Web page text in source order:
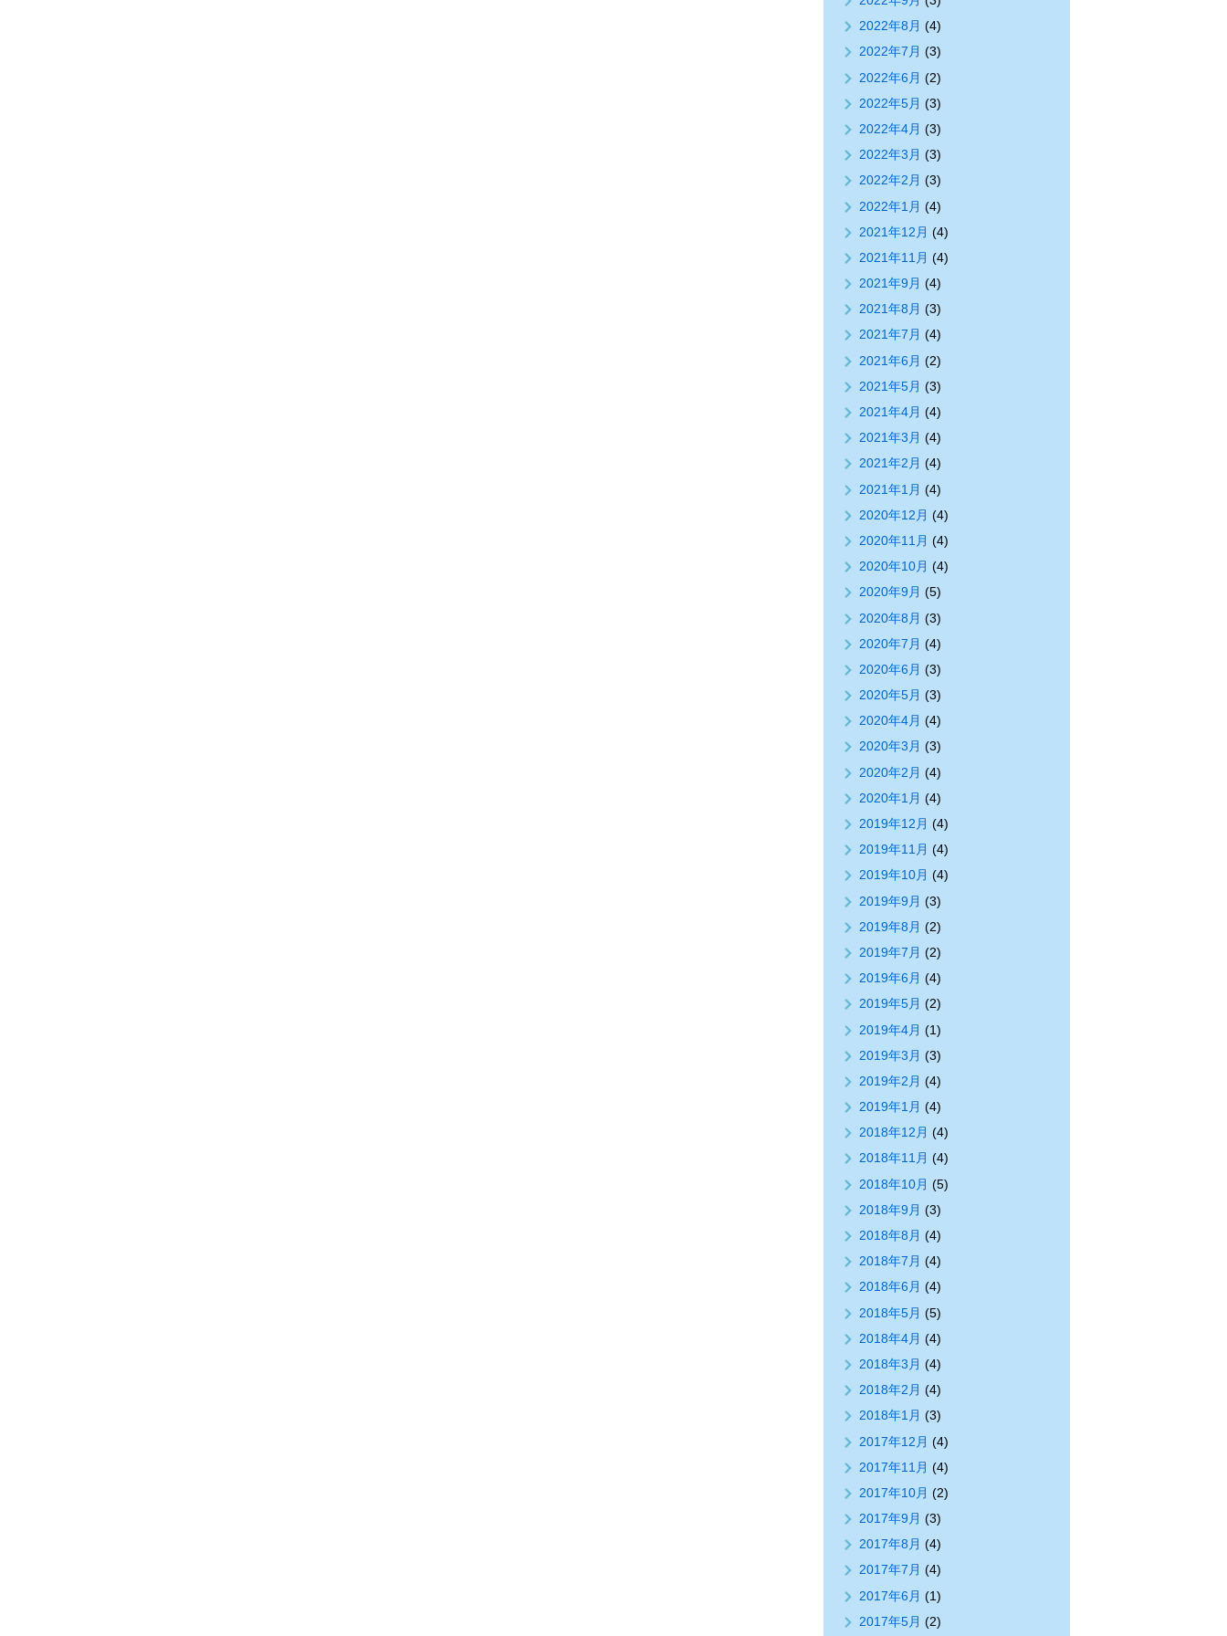
2022年8月 (4)
2022年7月 (3)
2022年6月 (2)
2022年5月 (3)
2022年4月 (3)
2022年3月 (3)
2022年2月 (3)
2022年1月 (4)
2021年12月 (4)
2021年11月 (4)
2021年9月 (4)
2021年8月 (3)
2021年7月 (4)
2021年6月 (2)
2021年5月 (3)
2021年4月 (4)
2021年3月 (4)
2021年2月 (4)
2021年1月 (4)
2020年12月 (4)
2020年11月 (4)
2020年10月 (4)
2020年9月 (5)
2020年8月 (3)
2020年7月 (4)
2020年6月 (3)
2020年5月 (3)
2020年4月 (4)
2020年3月 (3)
2020年2月 (4)
2020年1月 (4)
2019年12月 (4)
2019年11月 (4)
2019年10月 (4)
2019年9月 (3)
2019年8月 (2)
2019年7月 (2)
2019年6月 (4)
2019年5月 (2)
2019年4月 (1)
2019年3月 (3)
2019年2月 (4)
2019年1月 (4)
2018年12月 (4)
2018年11月 (4)
2018年10月 (5)
2018年9月 (3)
2018年8月 (4)
2018年7月 (4)
2018年6月 (4)
2018年5月 (5)
2018年4月 (4)
2018年3月 (4)
2018年2月 (4)
2018年1月 (3)
2017年12月 (4)
2017年11月 (4)
2017年10月 (2)
2017年9月 (3)
2017年8月 (4)
2017年7月 (4)
2017年6月 (1)
2017年5月 (2)